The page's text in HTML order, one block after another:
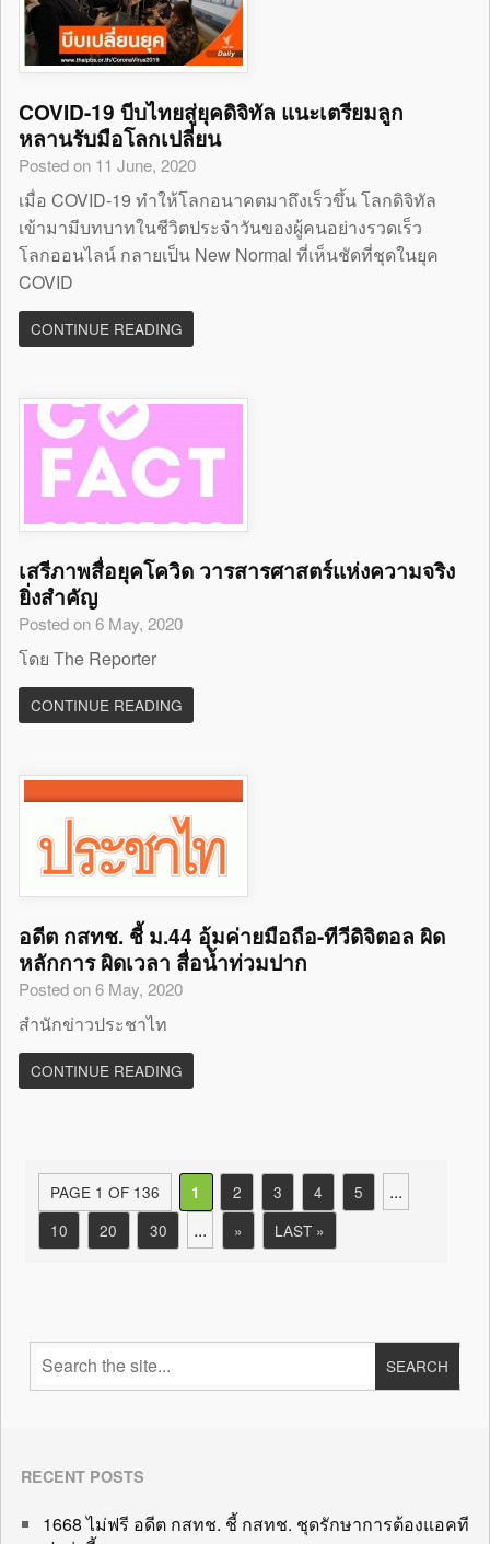
COVID-19 บีบไทยสู่ยุคดิจิทัล แนะเตรียมลูก
หลานรับมือโลกเปลี่ยน
Posted on 11 June, 2020
เมื่อ COVID-19 ทำให้โลกอนาคตมาถึงเร็วขึ้น โลกดิจิทัล
เข้ามามีบทบาทในชีวิตประจำวันของผู้คนอย่างรวดเร็ว
โลกออนไลน์ กลายเป็น New Normal ที่เห็นชัดที่ชุดในยุค
COVID
CONTINUE READING
เสรีภาพสื่อยุคโควิด วารสารศาสตร์แห่งความจริง
ยิ่งสำคัญ
Posted on 6 May, 2020
โดย The Reporter
CONTINUE READING
อดีต กสทช. ชี้ ม.44 อุ้มค่ายมือถือ-ทีวีดิจิตอล ผิด
หลักการ ผิดเวลา สื่อน้ำท่วมปาก
Posted on 6 May, 2020
สำนักข่าวประชาไท
CONTINUE READING
PAGE 1 OF 136 1 2 3 4 5 ...
10 20 30 ... » LAST »
RECENT POSTS
1668 ไม่ฟรี อดีต กสทช. ชี้ กสทช. ชุดรักษาการต้องแอคที